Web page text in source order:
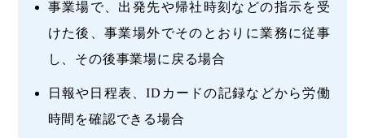
事業場で、出発先や帰社時刻などの指示を受
けた後、事業場外でそのとおりに業務に従事
し、その後事業場に戻る場合
日報や日程表、IDカードの記録などから労働
時間を確認できる場合